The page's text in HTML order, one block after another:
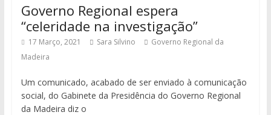
Governo Regional espera
“celeridade na investigação”
17 Março, 2021 Sara Silvino
Governo Regional da
Madeira
Um comunicado, acabado de ser enviado à comunicação
social, do Gabinete da Presidência do Governo Regional
da Madeira diz o